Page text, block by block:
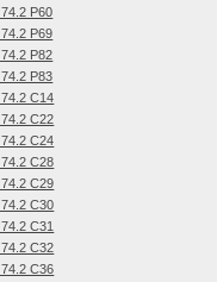
74.2 Р60
74.2 Р69
74.2 Р82
74.2 Р83
74.2 С14
74.2 С22
74.2 С24
74.2 С28
74.2 С29
74.2 С30
74.2 С31
74.2 С32
74.2 С36